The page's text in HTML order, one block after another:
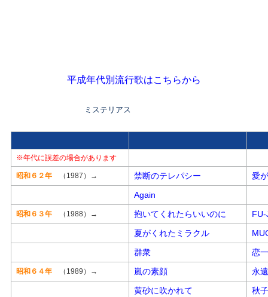
平成年代別流行歌はこちらから
ミステリアス
※年代に誤差の場合があります
昭和６２年 （1987）→ 禁断のテレパシー
愛
Again
昭和６３年 （1988）→ 抱いてくれたらいいのに
夏がくれたミラクル
群衆
恋
昭和６４年 （1989）→ 嵐の素顔
永
黄砂に吹かれて
秋子